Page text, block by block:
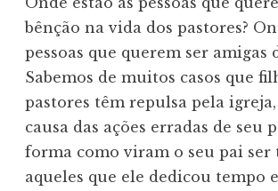
bênção na vida dos pastores?
pessoas que querem ser amigas
Sabemos de muitos casos que
pastores têm repulsa pela
causa das ações erradas de seu
forma como viram o seu pai ser
aqueles que ele dedicou tempo